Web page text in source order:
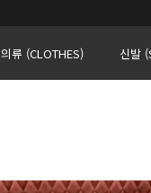
의류 (CLOTHES) 신발